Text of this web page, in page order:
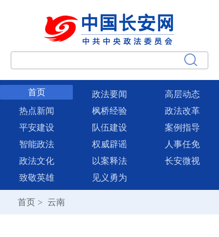
首页 政法要闻
高层动态
热点新闻
枫桥经验
政法改革
平安建设
队伍建设
案例指导
智能政法
权威辟谣
人事任免
政法文化
以案释法
长安微视
致敬英雄
见义勇为
首页 > 云南